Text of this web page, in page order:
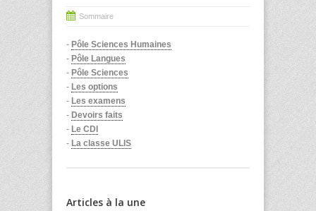
Sommaire
- Pôle Sciences Humaines
- Pôle Langues
- Pôle Sciences
- Les options
- Les examens
- Devoirs faits
- Le CDI
- La classe ULIS
Articles à la une